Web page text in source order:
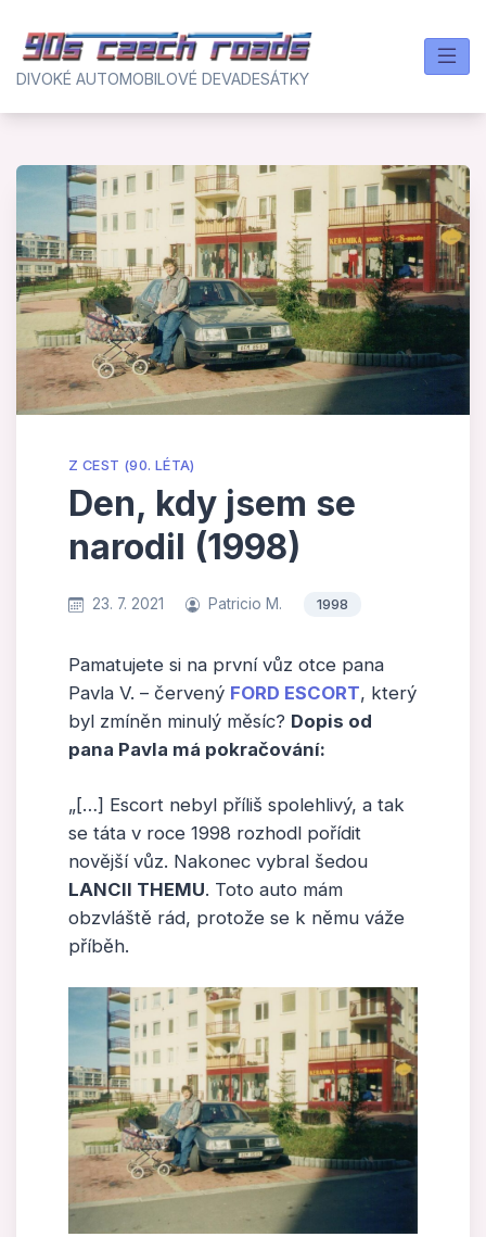
content
DIVOKÉ AUTOMOBILOVÉ DEVADESÁTKY
Z CEST (90. LÉTA)
Den, kdy jsem se
narodil (1998)
23. 7. 2021 Patricio M. 1998
Pamatujete si na první vůz otce pana
Pavla V. – červený FORD ESCORT, který
byl zmíněn minulý měsíc? Dopis od
pana Pavla má pokračování:
„[…] Escort nebyl příliš spolehlivý, a tak
se táta v roce 1998 rozhodl pořídit
novější vůz. Nakonec vybral šedou
LANCII THEMU. Toto auto mám
obzvláště rád, protože se k němu váže
příběh.